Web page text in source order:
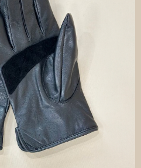
KeywordSearch
SEARCH